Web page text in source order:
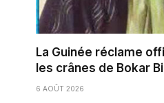
La Guinée réclame
les crânes de Bokar
6 AOÛT 2026